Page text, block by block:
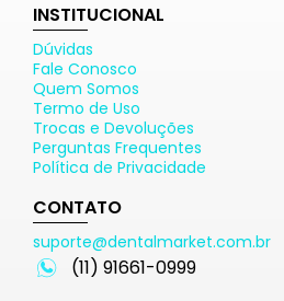
INSTITUCIONAL
Dúvidas
Fale Conosco
Quem Somos
Termo de Uso
Trocas e Devoluções
Perguntas Frequentes
Política de Privacidade
CONTATO
suporte@dentalmarket.com.br
(11) 91661-0999